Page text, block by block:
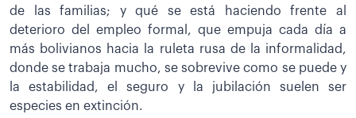
de las familias; y qué se está haciendo frente al
deterioro del empleo formal, que empuja cada día a
más bolivianos hacia la ruleta rusa de la informalidad,
donde se trabaja mucho, se sobrevive como se puede y
la estabilidad, el seguro y la jubilación suelen ser
especies en extinción.